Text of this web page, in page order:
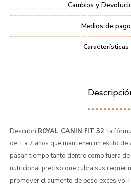
Cambios y
Medios de pago
Características
DescubríROYAL CANIN FIT 32, la
de 1 a 7 años que mantienen un estilo
pasan tiempo tanto dentro como fuera
nutricional preciso que cubra sus
promover el aumento de peso excesivo.